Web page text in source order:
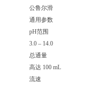
公鲁尔滑
通用参数
pH范围
3.0 – 14.0
总通量
高达 100 mL
流速